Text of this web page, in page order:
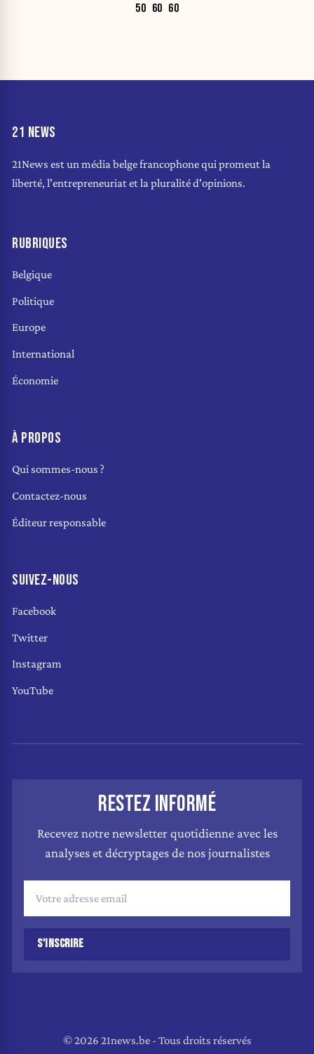
50 60 60
21 NEWS
21News est un média belge francophone qui promeut la
liberté, l'entrepreneuriat et la pluralité d'opinions.
RUBRIQUES
Belgique
Politique
Europe
International
Économie
À PROPOS
Qui sommes-nous ?
Contactez-nous
Éditeur responsable
SUIVEZ-NOUS
Facebook
Twitter
Instagram
YouTube
RESTEZ INFORMÉ
Recevez notre newsletter quotidienne avec les
analyses et décryptages de nos journalistes
S'INSCRIRE
© 2026 21news.be - Tous droits réservés